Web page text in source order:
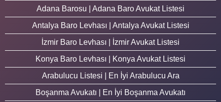
Adana Barosu | Adana Baro Avukat Listesi
Antalya Baro Levhası | Antalya Avukat Listesi
İzmir Baro Levhası | İzmir Avukat Listesi
Konya Baro Levhası | Konya Avukat Listesi
Arabulucu Listesi | En İyi Arabulucu Ara
Boşanma Avukatı | En İyi Boşanma Avukatı